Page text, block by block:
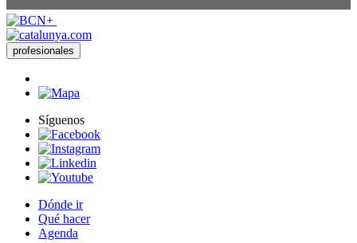
profesionales
Síguenos
Dónde ir
Qué hacer
Agenda